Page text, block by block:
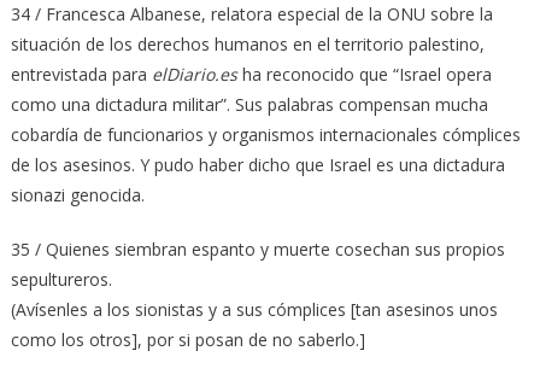
34 / Francesca Albanese, relatora especial de la ONU sobre la
situación de los derechos humanos en el territorio palestino,
entrevistada para elDiario.esha reconocido que “Israel opera
como una dictadura militar”. Sus palabras compensan mucha
cobardía de funcionarios y organismos internacionales cómplices
de los asesinos. Y pudo haber dicho que Israel es una dictadura
sionazi genocida.
35 / Quienes siembran espanto y muerte cosechan sus propios
sepultureros.
(Avísenles a los sionistas y a sus cómplices [tan asesinos unos
como los otros], por si posan de no saberlo.]